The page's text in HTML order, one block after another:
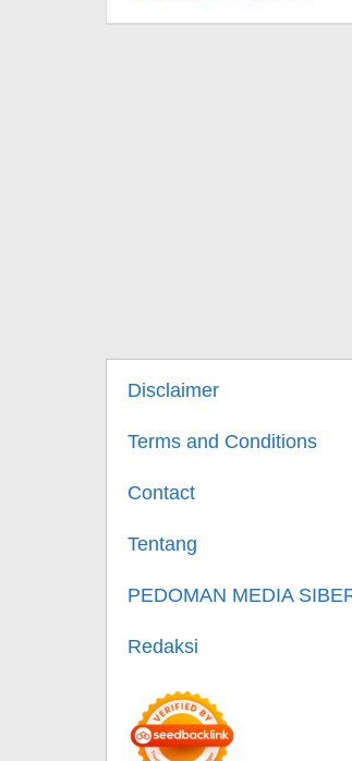
Disclaimer
Terms and Conditions
Contact
Tentang
PEDOMAN MEDIA
Redaksi